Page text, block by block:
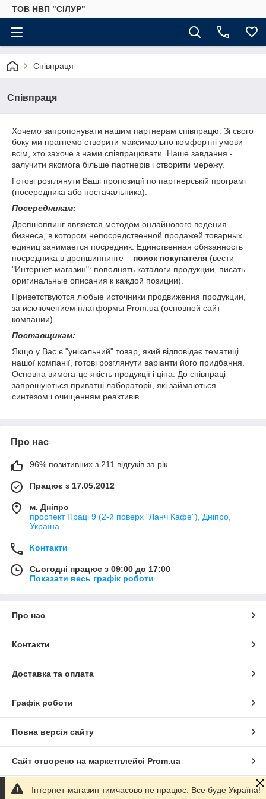
ТОВ НВП "СІЛУР"
Співпраця
Співпраця
Хочемо запропонувати нашим партнерам співпрацю. Зі свого
боку ми прагнемо створити максимально комфортні умови
всім, хто захоче з нами співпрацювати. Наше завдання -
залучити якомога більше партнерів і створити мережу.
Готові розглянути Ваші пропозиції по партнерській програмі
(посередника або постачальника).
Посередникам:
Дропшоппинг является методом онлайнового ведения
бизнеса, в котором непосредственной продажей товарных
единиц занимается посредник. Единственная обязанность
посредника в дропшиппинге – поиск покупателя (вести
"Интернет-магазин": пополнять каталоги продукции, писать
оригинальные описания к каждой позиции).
Приветствуются любые источники продвижения продукции,
за исключением платформы Prom.ua (основной сайт
компании).
Поставщикам:
Якщо у Вас є "унікальний" товар, який відповідає тематиці
нашої компанії, готові розглянути варіанти його придбання.
Основна вимога-це якість продукції і ціна. До співпраці
запрошуються приватні лабораторії, які займаються
синтезом і очищенням реактивів.
Про нас
96% позитивних з 211 відгуків за рік
Працює з 17.05.2012
м. Дніпро
проспект Праці 9 (2-й поверх "Ланч Кафе"), Дніпро,
Україна
Контакти
Сьогодні працює з 09:00 до 17:00
Показати весь графік роботи
Про нас
Контакти
Доставка та оплата
Графік роботи
Повна версія сайту
Сайт створено на маркетплейсі Prom.ua
Політика конфіденційності
Інтернет-магазин тимчасово не працює. Все буде Україна!